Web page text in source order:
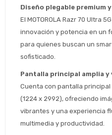
Diseño plegable premium
El MOTOROLA Razr 70 Ultra
innovación y potencia en un
para quienes buscan un
sofisticado.
Pantalla principal amplia
Cuenta con pantalla principal
(1224 x 2992), ofreciendo
vibrantes y una experiencia
multimedia y productividad.